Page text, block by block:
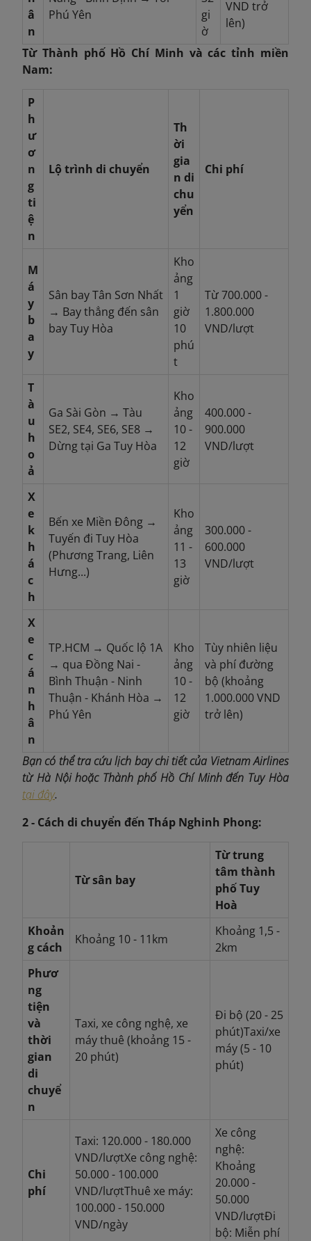
â
n
Phú Yên
gi
ờ
VND trở
lên)
Từ Thành phố Hồ Chí Minh và các tỉnh miền
Nam:
P
h
ư
ơ
n
g
ti
ệ
n
Lộ trình di chuyển
Th
ời
gia
n di
chu
yển
Chi phí
M
á
y
b
a
y
Sân bay Tân Sơn Nhất
→ Bay thẳng đến sân
bay Tuy Hòa
Kho
ảng
1
giờ
10
phú
t
Từ 700.000 -
1.800.000
VND/lượt
T
à
u
h
o
ả
Ga Sài Gòn → Tàu
SE2, SE4, SE6, SE8 →
Dừng tại Ga Tuy Hòa
Kho
ảng
10 -
12
giờ
400.000 -
900.000
VND/lượt
X
e
k
h
á
c
h
Bến xe Miền Đông →
Tuyến đi Tuy Hòa
(Phương Trang, Liên
Hưng...)
Kho
ảng
11 -
13
giờ
300.000 -
600.000
VND/lượt
X
e
c
á
n
h
â
n
TP.HCM → Quốc lộ 1A
→ qua Đồng Nai -
Bình Thuận - Ninh
Thuận - Khánh Hòa →
Phú Yên
Kho
ảng
10 -
12
giờ
Tùy nhiên liệu
và phí đường
bộ (khoảng
1.000.000 VND
trở lên)
Bạn có thể tra cứu lịch bay chi tiết của Vietnam Airlines
từ Hà Nội hoặc Thành phố Hồ Chí Minh đến Tuy Hòa
tại đây.
2 - Cách di chuyển đến Tháp Nghinh Phong:
Từ sân bay
Từ trung
tâm thành
phố Tuy
Hoà
Khoản
g cách
Khoảng 10 - 11km
Khoảng 1,5 -
2km
Phươ
ng
tiện
và
thời
gian
di
chuyể
n
Taxi, xe công nghệ, xe
máy thuê (khoảng 15 -
20 phút)
Đi bộ (20 - 25
phút)Taxi/xe
máy (5 - 10
phút)
Chi
phí
Taxi: 120.000 - 180.000
VND/lượtXe công nghệ:
50.000 - 100.000
VND/lượtThuê xe máy:
100.000 - 150.000
VND/ngày
Xe công
nghệ:
Khoảng
20.000 -
50.000
VND/lượtĐi
bộ: Miễn phí